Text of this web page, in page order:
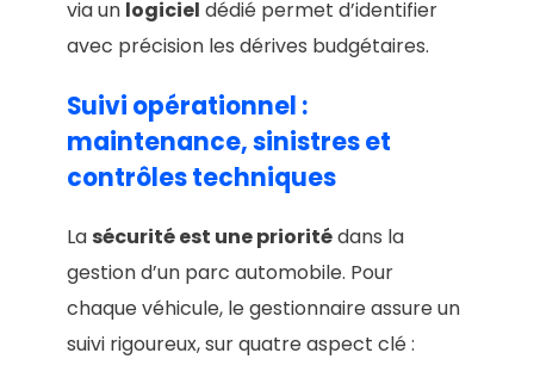
via un logiciel dédié permet d’identifier
avec précision les dérives budgétaires.
Suivi opérationnel :
maintenance, sinistres et
contrôles techniques
La sécurité est une prioritédans la
gestion d’un parc automobile. Pour
chaque véhicule, le gestionnaire assure un
suivi rigoureux, sur quatre aspect clé :